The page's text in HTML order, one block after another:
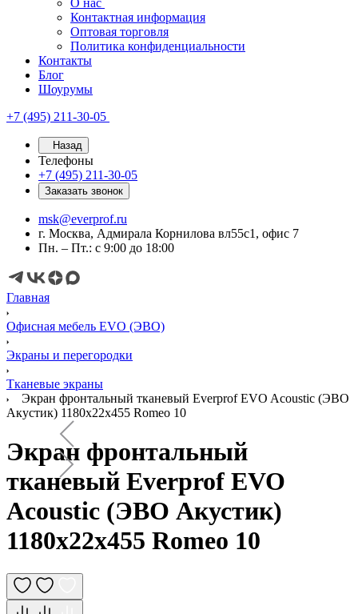
О нас
Контактная информация
Оптовая торговля
Политика конфиденциальности
Контакты
Блог
Шоурумы
+7 (495) 211-30-05
Назад
Телефоны
+7 (495) 211-30-05
Заказать звонок
msk@everprof.ru
г. Москва, Адмирала Корнилова вл55с1, офис 7
Пн. – Пт.: с 9:00 до 18:00
Главная
Офисная мебель EVO (ЭВО)
Экраны и перегородки
Тканевые экраны
Экран фронтальный тканевый Everprof EVO Acoustic (ЭВО
Акустик) 1180х22x455 Romeo 10
Экран фронтальный
тканевый Everprof EVO
Acoustic (ЭВО Акустик)
1180х22x455 Romeo 10